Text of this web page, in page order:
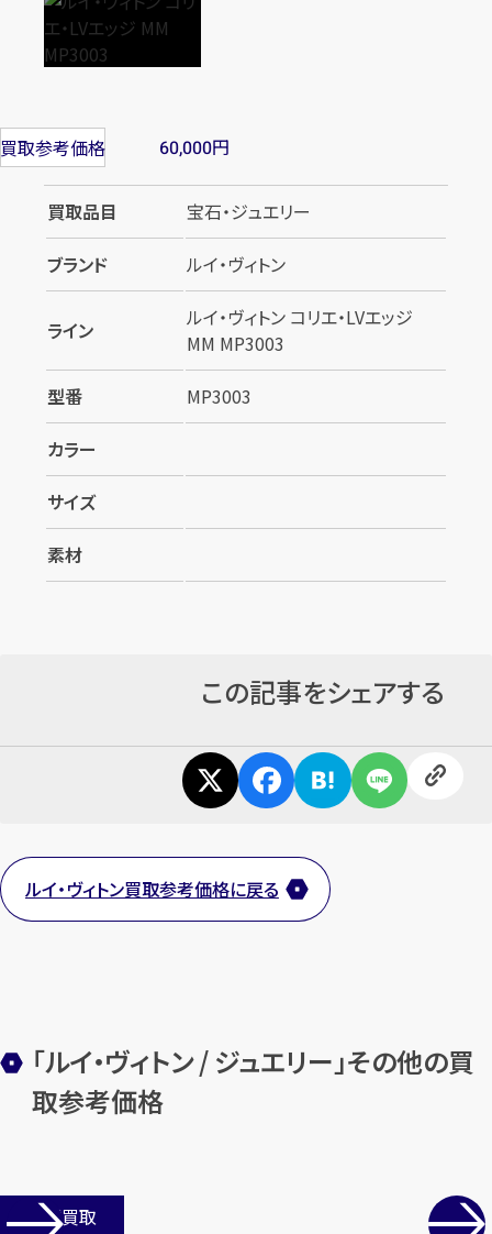
買取参考価格 60,000円
買取品目
宝石・ジュエリー
ブランド
ルイ・ヴィトン
ライン
ルイ・ヴィトン コリエ・LVエッジ
MM MP3003
型番
MP3003
カラー
サイズ
素材
この記事をシェアする
ルイ・ヴィトン買取参考価格に戻る
「ルイ・ヴィトン / ジュエリー」その他の買
取参考価格
店舗買取